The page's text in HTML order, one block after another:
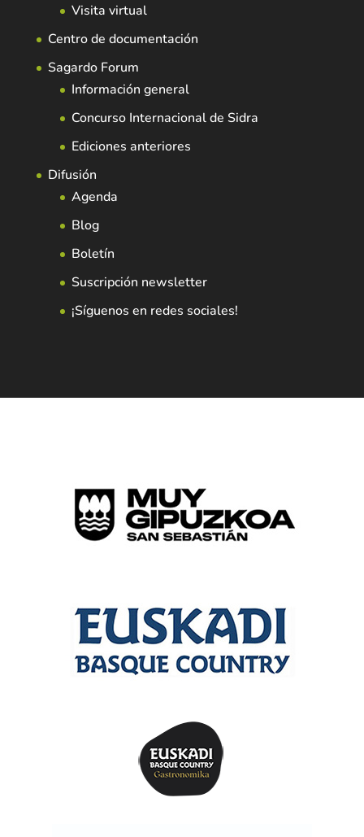
Visita virtual
Centro de documentación
Sagardo Forum
Información general
Concurso Internacional de Sidra
Ediciones anteriores
Difusión
Agenda
Blog
Boletín
Suscripción newsletter
¡Síguenos en redes sociales!